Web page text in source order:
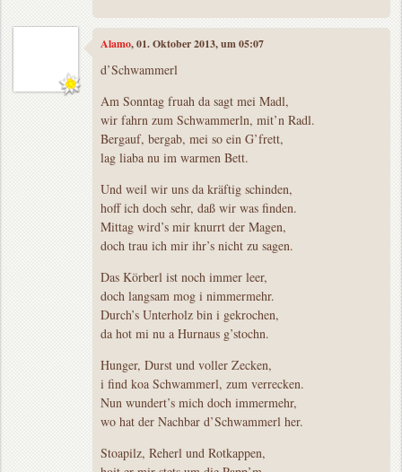
Alamo, 01. Oktober 2013, um 05:07
d’Schwammerl
Am Sonntag fruah da sagt mei Madl,
wir fahrn zum Schwammerln, mit’n Radl.
Bergauf, bergab, mei so ein G’frett,
lag liaba nu im warmen Bett.
Und weil wir uns da kräftig schinden,
hoff ich doch sehr, daß wir was finden.
Mittag wird’s mir knurrt der Magen,
doch trau ich mir ihr’s nicht zu sagen.
Das Körberl ist noch immer leer,
doch langsam mog i nimmermehr.
Durch’s Unterholz bin i gekrochen,
da hot mi nu a Hurnaus g’stochn.
Hunger, Durst und voller Zecken,
i find koa Schwammerl, zum verrecken.
Nun wundert’s mich doch immermehr,
wo hat der Nachbar d’Schwammerl her.
Stoapilz, Reherl und Rotkappen,